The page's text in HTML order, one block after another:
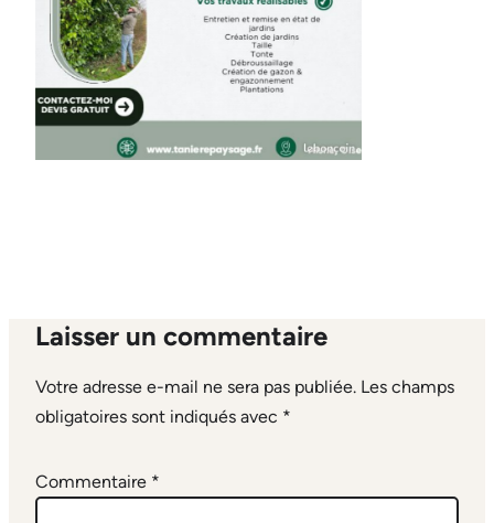
Laisser un commentaire
Votre adresse e-mail ne sera pas publiée. Les champs
obligatoires sont indiqués avec *
Commentaire *